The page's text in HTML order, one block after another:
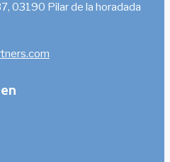
03190 Pilar de la horadada